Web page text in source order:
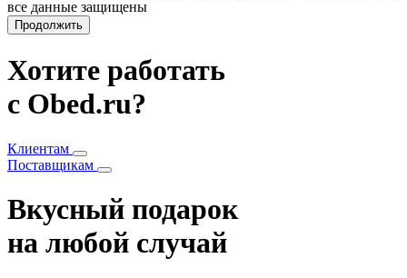
все данные защищены
Продолжить
Хотите работать
с Obed.ru?
Клиентам
Поставщикам
Вкусный подарок
на любой случай